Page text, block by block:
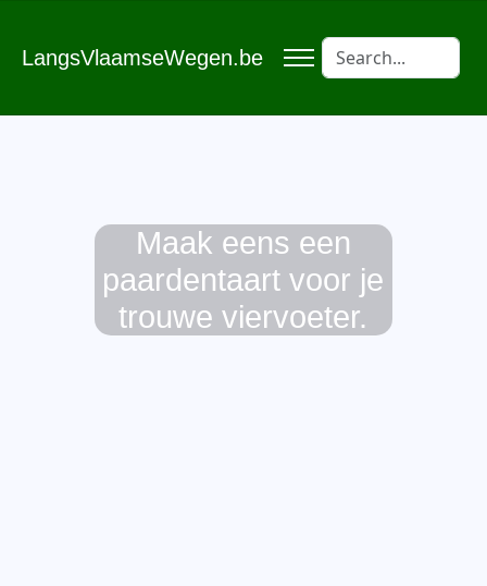
LangsVlaamseWegen.be
Maak eens een
paardentaart voor je
trouwe viervoeter.